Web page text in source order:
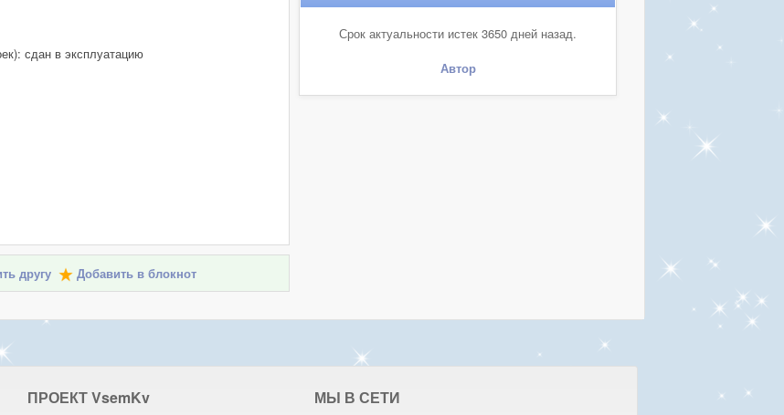
сдан в эксплуатацию
другу Добавить в блокнот
Срок актуальности истек 3650 дней назад.
Автор
ПРОЕКТ VsemKv МЫ В СЕТИ